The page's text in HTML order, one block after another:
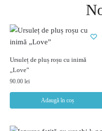
Ursuleț de pluș roșu cu inimă
„Love”
90.00 lei
Adaugă în coș